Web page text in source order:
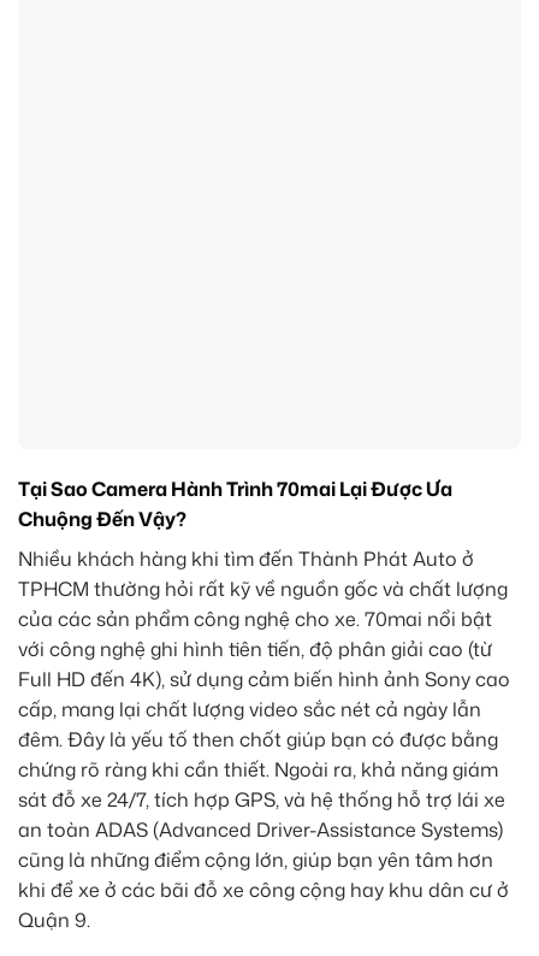
Tại Sao Camera Hành Trình 70mai Lại Được Ưa
Chuộng Đến Vậy?
Nhiều khách hàng khi tìm đến Thành Phát Auto ở
TPHCM thường hỏi rất kỹ về nguồn gốc và chất lượng
của các sản phẩm công nghệ cho xe. 70mai nổi bật
với công nghệ ghi hình tiên tiến, độ phân giải cao (từ
Full HD đến 4K), sử dụng cảm biến hình ảnh Sony cao
cấp, mang lại chất lượng video sắc nét cả ngày lẫn
đêm. Đây là yếu tố then chốt giúp bạn có được bằng
chứng rõ ràng khi cần thiết. Ngoài ra, khả năng giám
sát đỗ xe 24/7, tích hợp GPS, và hệ thống hỗ trợ lái xe
an toàn ADAS (Advanced Driver-Assistance Systems)
cũng là những điểm cộng lớn, giúp bạn yên tâm hơn
khi để xe ở các bãi đỗ xe công cộng hay khu dân cư ở
Quận 9.